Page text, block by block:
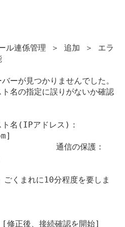
ル連係管理 ＞ 追加 ＞ エラ
ーが見つかりませんでした。
名の指定に誤りがないか確認
ト名(IPアドレス)：
くまれに10分程度を要しま
確認を開始]